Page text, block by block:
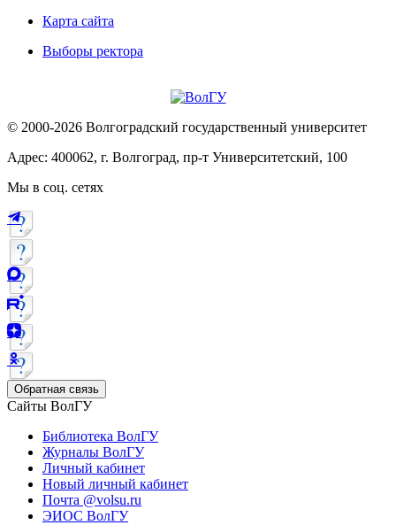
Карта сайта
Выборы ректора
© 2000-2026 Волгоградский государственный университет
Адрес: 400062, г. Волгоград, пр-т Университетский, 100
Мы в соц. сетях
Обратная связь
Сайты ВолГУ
Библиотека ВолГУ
Журналы ВолГУ
Личный кабинет
Новый личный кабинет
Почта @volsu.ru
ЭИОС ВолГУ